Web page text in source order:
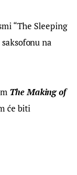
“The Sleeping
na
The Making of
će biti